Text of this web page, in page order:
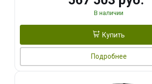
В наличии
Купить
Подробнее